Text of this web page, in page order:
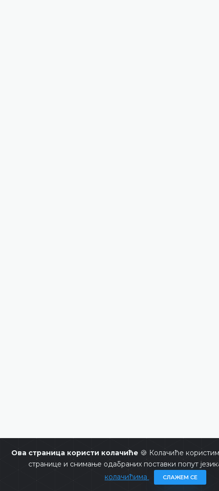
Ова страница користи колачиће 🍪 Колачиће
странице и снимање одабраних поставки попут
колачићима
СЛАЖЕМ СЕ